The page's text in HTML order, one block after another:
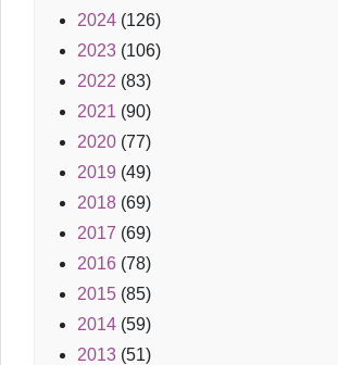
2024 (126)
2023 (106)
2022 (83)
2021 (90)
2020 (77)
2019 (49)
2018 (69)
2017 (69)
2016 (78)
2015 (85)
2014 (59)
2013 (51)